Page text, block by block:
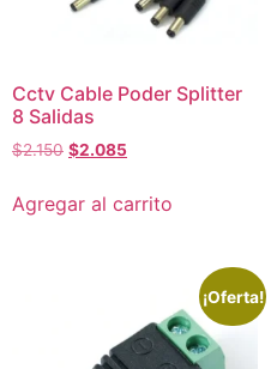
Cctv Cable Poder Splitter
8 Salidas
$2.150 $2.085
Agregar al carrito
¡Oferta!